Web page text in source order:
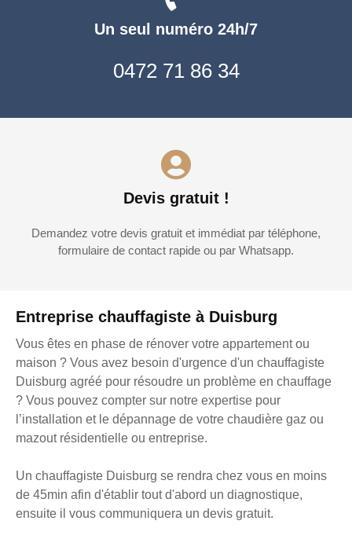
Entreprise chauffagiste à Duisburg
Vous êtes en phase de rénover votre appartement ou
maison ? Vous avez besoin d'urgence d'un chauffagiste
Duisburg agréé pour résoudre un problème en chauffage
? Vous pouvez compter sur notre expertise pour
l’installation et le dépannage de votre chaudière gaz ou
mazout résidentielle ou entreprise.
Un chauffagiste Duisburg se rendra chez vous en moins
de 45min afin d'établir tout d'abord un diagnostique,
ensuite il vous communiquera un devis gratuit.
Un seul numéro 24h/7
0472 71 86 34
Devis gratuit !
Demandez votre devis gratuit et immédiat par téléphone,
formulaire de contact rapide ou par Whatsapp.